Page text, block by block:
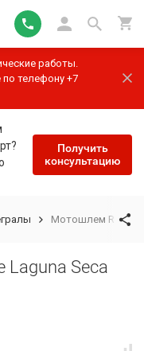
работы.
по телефону +7
Получить
консультацию
Мотошлем Ruby
Laguna Seca